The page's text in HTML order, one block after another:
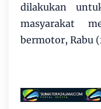
dilakukan
masyarakat
bermotor, Rabu